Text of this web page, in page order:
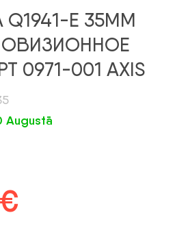
Q1941-E 35MM
0971-001 AXIS
Augustā
€